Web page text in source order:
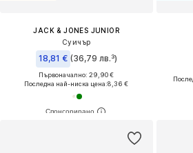
JACK & JONES JUNIOR
Суичър
18,81 € (36,79 лв.³)
Първоначално: 29,90 €
Последна най-ниска цена:8,36 €